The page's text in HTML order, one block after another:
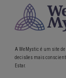
A WeMystic é um site
decisões mais
Estar.